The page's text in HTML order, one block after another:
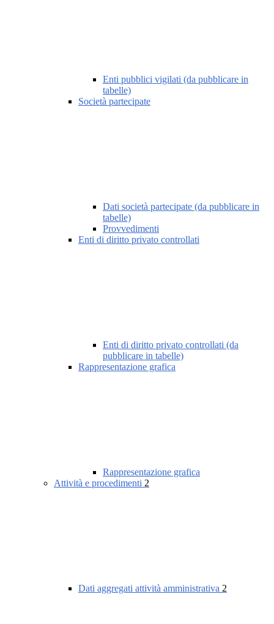
Enti pubblici vigilati (da pubblicare in
tabelle)
Società partecipate
Dati società partecipate (da pubblicare in
tabelle)
Provvedimenti
Enti di diritto privato controllati
Enti di diritto privato controllati (da
pubblicare in tabelle)
Rappresentazione grafica
Rappresentazione grafica
Attività e procedimenti 2
Dati aggregati attività amministrativa 2